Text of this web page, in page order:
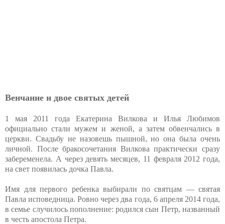
Венчание и двое святых детей
1 мая 2011 года Екатерина Вилкова и Илья Любимов
официально стали мужем и женой, а затем обвенчались в
церкви. Свадьбу не назовешь пышной, но она была очень
личной. После бракосочетания Вилкова практически сразу
забеременела. А через девять месяцев, 11 февраля 2012 года,
на свет появилась дочка Павла.
Имя для первого ребенка выбирали по святцам — святая
Павла исповедница. Ровно через два года, 6 апреля 2014 года,
в семье случилось пополнение: родился сын Петр, названный
в честь апостола Петра.